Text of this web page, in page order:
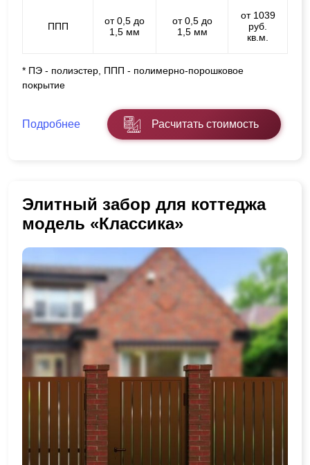
ППП
от 0,5 до
1,5 мм
от 0,5 до
1,5 мм
от 1039
руб.
кв.м.
* ПЭ - полиэстер, ППП - полимерно-порошковое
покрытие
Подробнее Расчитать стоимость
Элитный забор для коттеджа
модель «Классика»